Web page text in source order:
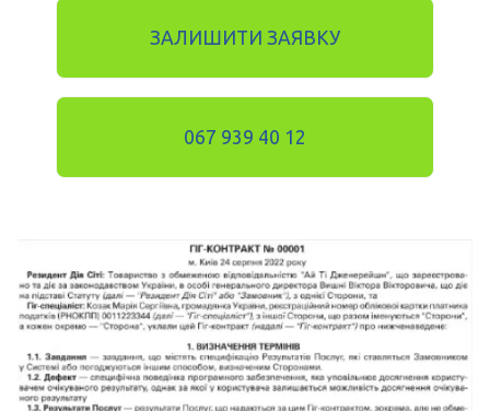
ЗАЛИШИТИ ЗАЯВКУ
067 939 40 12